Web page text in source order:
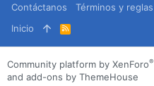
Contáctanos
Términos y reglas
Inicio
R
S
S
Community platform by XenForo®
and add-ons by ThemeHouse